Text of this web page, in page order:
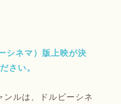
ネマ）版上映が決
さい。
ンルは、ドルビーシネ